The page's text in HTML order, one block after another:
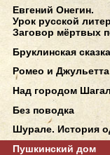
Евгений Онегин.
Урок русской
Заговор мёртвых
Бруклинская сказка
Ромео и Джульетта
Над городом
Без поводка
Шурале. История
Пушкинский дом